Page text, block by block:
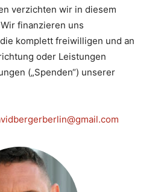
verzichten wir in diesem
finanzieren uns
komplett freiwilligen und an
oder Leistungen
(„Spenden“) unserer